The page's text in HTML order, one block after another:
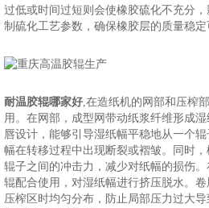
过低或时间过短则会使橡胶硫化不充分
制硫化工艺参数，确保橡胶层的质量稳定
耐温胶辊哪家好,在造纸机的网部和压榨
用。在网部，成型网带动纸浆纤维形成
唇设计，能够引导湿纸幅平稳地从一个
幅在转移过程中出现断裂或褶皱。同时
辊子之间的冲击力，减少对纸幅的损伤
辊配合使用，对湿纸幅进行挤压脱水。
压榨区时均匀分布，防止局部压力过大